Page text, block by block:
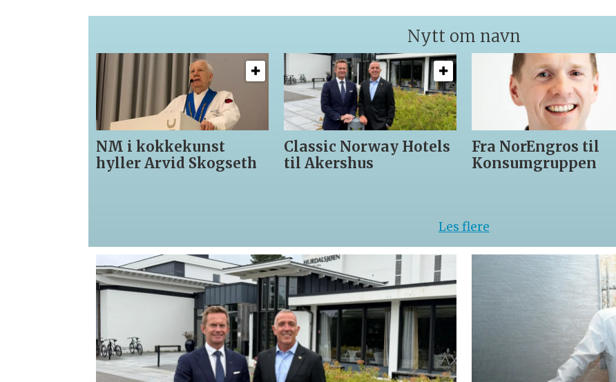
Nytt om navn
NM i kokkekunst
hyller Arvid Skogseth
Classic Norway Hotels
til Akershus
Fra NorEngros til
Konsumgruppen
Les flere